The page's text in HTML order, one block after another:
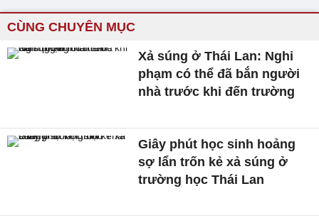
CÙNG CHUYÊN MỤC
Xả súng ở Thái Lan: Nghi
phạm có thể đã bắn người
nhà trước khi đến trường
Giây phút học sinh hoảng
sợ lẩn trốn kẻ xả súng ở
trường học Thái Lan